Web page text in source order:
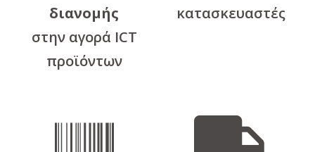
διανομής
στην αγορά ICT
προϊόντων
κατασκευαστές